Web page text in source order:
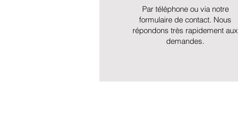
Par téléphone ou via notre
formulaire de contact. Nous
répondons très rapidement aux
demandes.